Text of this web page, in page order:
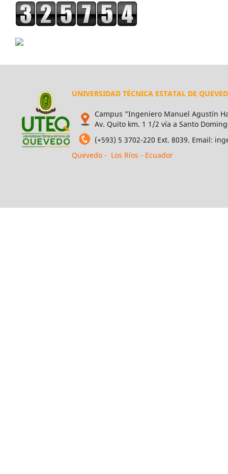
UNIVERSIDAD TÉCNICA ESTATAL DE
Campus "Ingeniero Manuel Agustín
Av. Quito km. 1 1/2 vía a Santo
(+593) 5 3702-220 Ext. 8039. Email:
Quevedo - Los Ríos - Ecuador